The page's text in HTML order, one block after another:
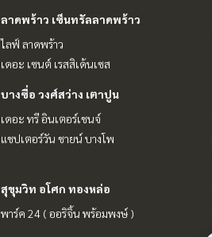
ลาดพร้าว เซ็นทรัลลาดพร้าว
ไลฟ์ ลาดพร้าว
เดอะ เซนต์ เรสสิเด้นเซส
บางซื่อ วงศ์สว่าง เตาปูน
เดอะ ทรี อินเตอร์เชนจ์
แชปเตอร์วัน ชายน์ บางโพ
สุขุมวิท อโศก ทองหล่อ
พาร์ค 24 ( ออริจิ้น พร้อมพงษ์ )